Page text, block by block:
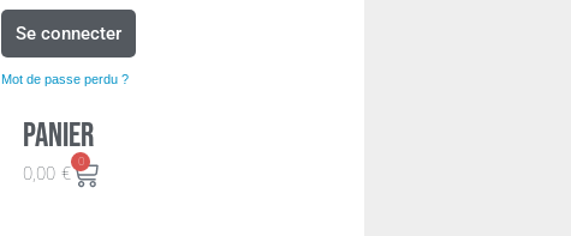
Se connecter
Mot de passe perdu ?
Panier
0,00 €
0